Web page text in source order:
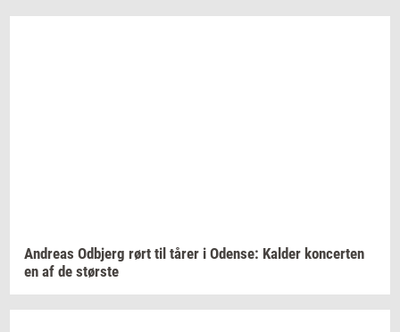
An­dreas Od­b­jerg rørt til tårer i Oden­se: Kal­der kon­cer­ten
en af de stør­ste